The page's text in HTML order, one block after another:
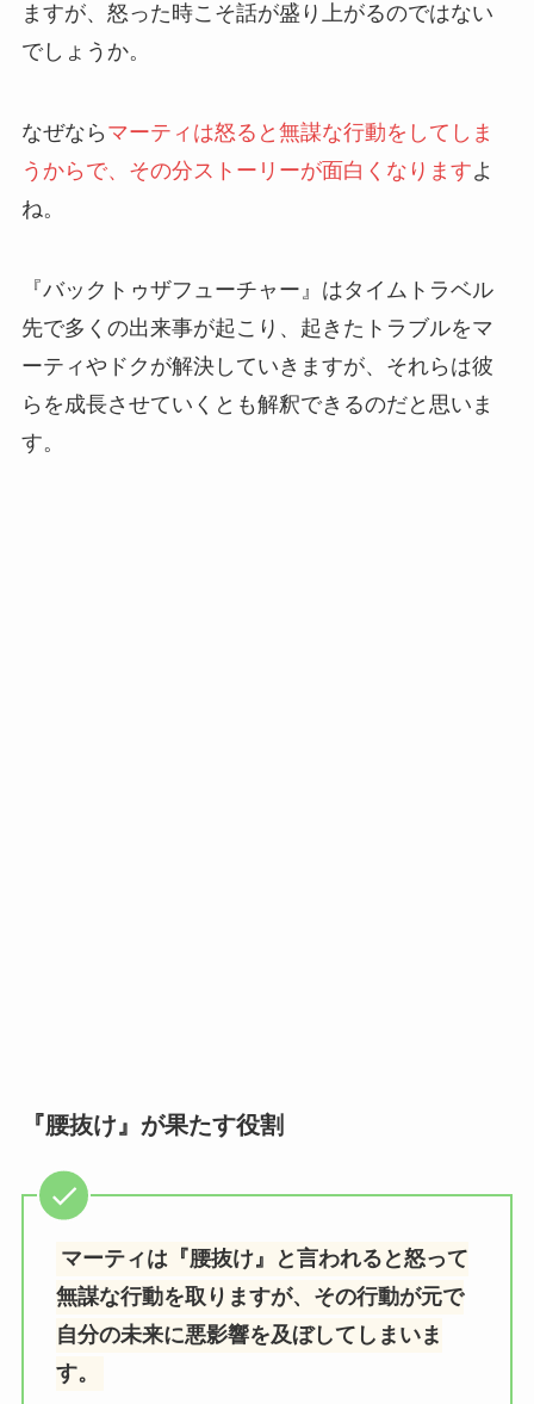
ますが、怒った時こそ話が盛り上がるのではない
でしょうか。
なぜなら マーティは怒ると無謀な行動をしてしま
うからで、その分ストーリーが面白くなりますよ
ね。
『バックトゥザフューチャー』はタイムトラベル
先で多くの出来事が起こり、起きたトラブルをマ
ーティやドクが解決していきますが、それらは彼
らを成長させていくとも解釈できるのだと思いま
す。
『腰抜け』が果たす役割
マーティは『腰抜け』と言われると怒って
無謀な行動を取りますが、その行動が元で
自分の未来に悪影響を及ぼしてしまいま
す。